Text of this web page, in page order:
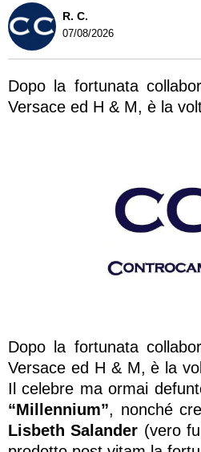
R. C.
07/08/2026
Dopo la fortunata
Versace ed H & M, è la
Dopo la fortunata
Versace ed H & M, è la
Il celebre ma ormai
“Millennium”, nonché
Lisbeth Salander (vero